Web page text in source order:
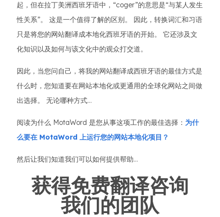
起，但在拉丁美洲西班牙语中，“coger”的意思是“与某人发生
性关系”。 这是一个值得了解的区别。 因此，转换词汇和习语
只是将您的网站翻译成本地化西班牙语的开始。 它还涉及文
化知识以及如何与该文化中的观众打交道。
因此，当您问自己，将我的网站翻译成西班牙语的最佳方式是
什么时，您知道要在网站本地化或更通用的全球化网站之间做
出选择。 无论哪种方式…
阅读为什么 MotaWord 是您从事这项工作的最佳选择： 为什
么要在 MotaWord 上运行您的网站本地化项目？
然后让我们知道我们可以如何提供帮助...
获得免费翻译咨询
我们的团队